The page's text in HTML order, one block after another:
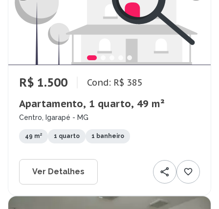
R$ 1.500 Cond: R$ 385
Apartamento, 1 quarto, 49 m²
Centro, Igarapé - MG
49 m² 1 quarto 1 banheiro
Ver Detalhes